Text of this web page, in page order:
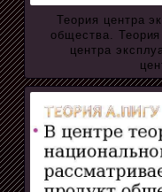
Теория центра
общества.
центра